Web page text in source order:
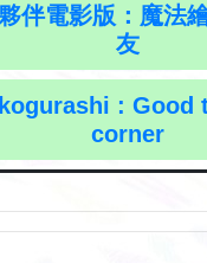
伴電影版：魔法
友
: Good
corner